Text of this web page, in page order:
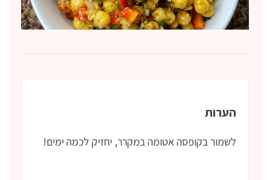
הערות
לשמור בקופסה אטומה במקרר, יחזיק לכמה ימים!